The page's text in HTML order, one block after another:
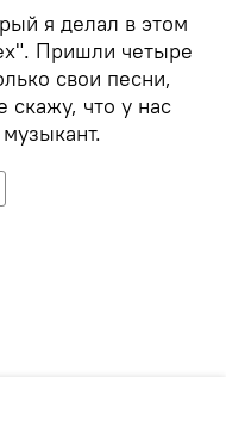
я делал в этом
Пришли четыре
свои песни,
что у нас